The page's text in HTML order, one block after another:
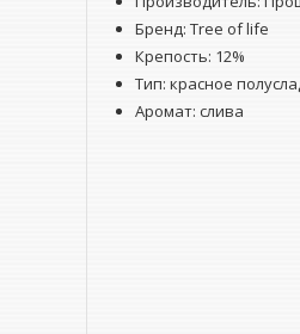
Бренд: Tree of life
Крепость: 12%
Тип: красное
Аромат: слива